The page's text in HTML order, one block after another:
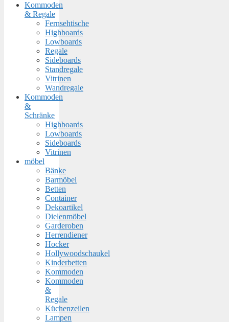
Kommoden
& Regale
Fernsehtische
Highboards
Lowboards
Regale
Sideboards
Standregale
Vitrinen
Wandregale
Kommoden
&
Schränke
Highboards
Lowboards
Sideboards
Vitrinen
möbel
Bänke
Barmöbel
Betten
Container
Dekoartikel
Dielenmöbel
Garderoben
Herrendiener
Hocker
Hollywoodschaukel
Kinderbetten
Kommoden
Kommoden
&
Regale
Küchenzeilen
Lampen